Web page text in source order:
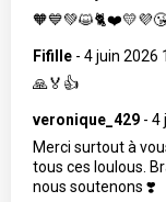
Fifille - 4 juin 2026
🙏🏅👍
veronique_429 - 4
Merci surtout à
tous ces loulous.
nous soutenons ❣️